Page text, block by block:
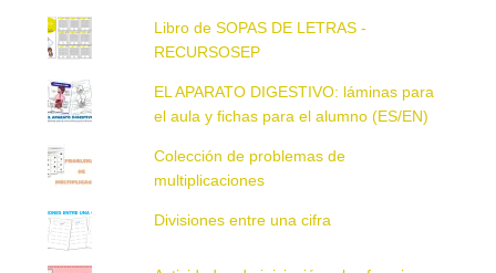
Libro de SOPAS DE LETRAS -
RECURSOSEP
EL APARATO DIGESTIVO: láminas para
el aula y fichas para el alumno (ES/EN)
Colección de problemas de
multiplicaciones
Divisiones entre una cifra